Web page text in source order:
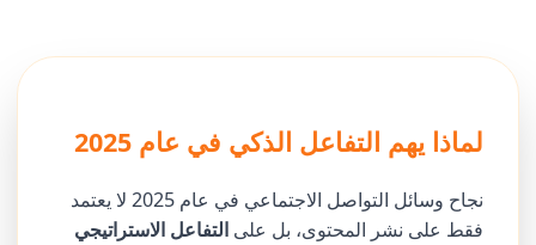
لماذا يهم التفاعل الذكي في عام 2025
نجاح وسائل التواصل الاجتماعي في عام 2025 لا يعتمد
فقط على نشر المحتوى، بل علىالتفاعل الاستراتيجي